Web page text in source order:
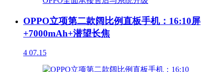
OPPO立项第二款阔比例直板手机：16:10屏
+7000mAh+潜望长焦
4 07.15